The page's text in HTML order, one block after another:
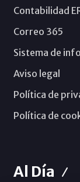
Contabilidad
Correo 365
Sistema de
Aviso legal
Política de
Política de
Al Día